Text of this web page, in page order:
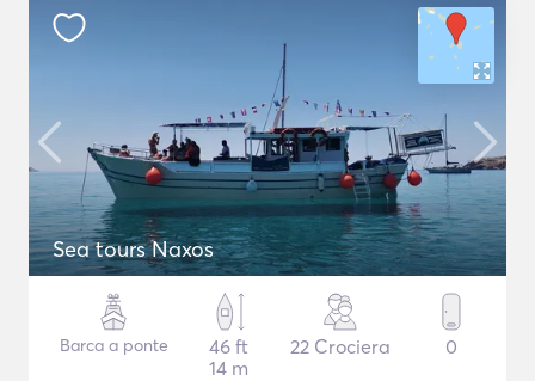
Sea tours Naxos
Barca a ponte
46 ft
14 m
22 Crociera 0